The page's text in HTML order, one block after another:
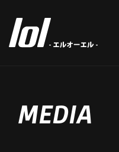
MEDIA